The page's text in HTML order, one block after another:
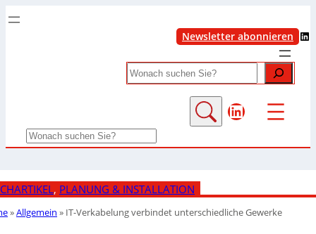
Newsletter abonnieren LinkedIn
Search
LinkedIn
Search
, PLANUNG & INSTALLATION
»Allgemein » IT-Verkabelung verbindet unterschiedliche Gewerke